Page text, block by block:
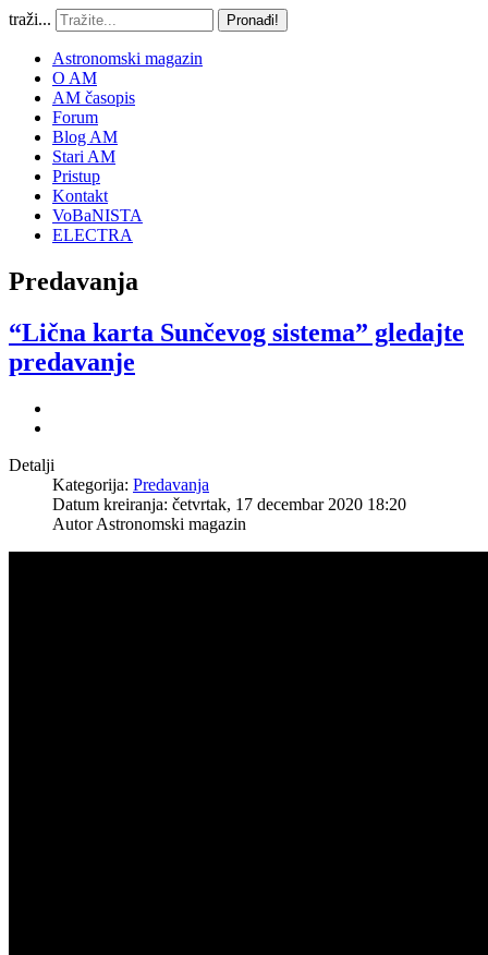
traži... Pronađi!
Astronomski magazin
O AM
AM časopis
Forum
Blog AM
Stari AM
Pristup
Kontakt
VoBaNISTA
ELECTRA
Predavanja
“Lična karta Sunčevog sistema” gledajte
predavanje
Detalji
Kategorija: Predavanja
Datum kreiranja: četvrtak, 17 decembar 2020 18:20
Autor Astronomski magazin